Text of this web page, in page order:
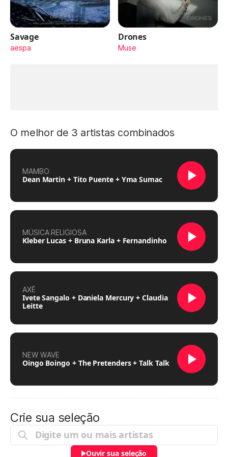
Savage
aespa
Drones
Muse
O melhor de 3 artistas combinados
MAMBO
Dean Martin + Tito Puente + Yma Sumac
MÚSICA RELIGIOSA
Kleber Lucas + Bruna Karla + Fernandinho
AXÉ
Ivete Sangalo + Daniela Mercury + Claudia
Leitte
NEW WAVE
Oingo Boingo + The Pretenders + Talk Talk
Crie sua seleção
Ouvir sua seleção